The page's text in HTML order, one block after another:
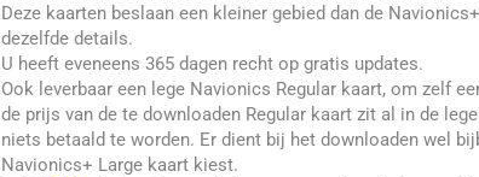
Deze kaarten beslaan een kleiner gebied dan de
dezelfde details.
U heeft eveneens 365 dagen recht op gratis updates.
Ook leverbaar een lege Navionics Regular kaart, om zelf
de prijs van de te downloaden Regular kaart zit al in de
niets betaald te worden. Er dient bij het downloaden wel
Navionics+ Large kaart kiest.